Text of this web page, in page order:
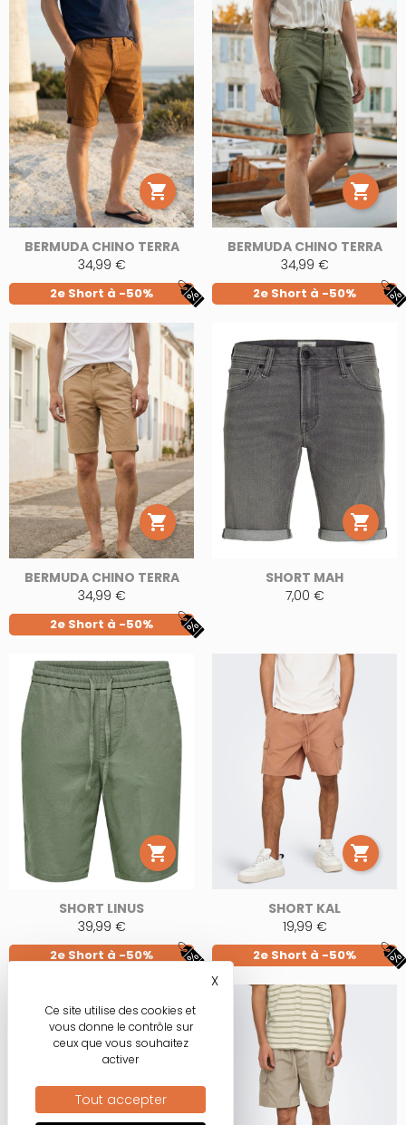

BERMUDA CHINO TERRA
34,99 €
2e Short à -50%

BERMUDA CHINO TERRA
34,99 €
2e Short à -50%

BERMUDA CHINO TERRA
34,99 €
2e Short à -50%

SHORT MAH
7,00 €

SHORT LINUS
39,99 €
2e Short à -50%

SHORT KAL
19,99 €
2e Short à -50%
Ce site utilise des cookies et
vous donne le contrôle sur
ceux que vous souhaitez
activer
Tout accepter
XMasquer le bandeau des